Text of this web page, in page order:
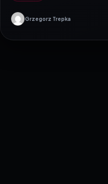
Grzegorz Trepka